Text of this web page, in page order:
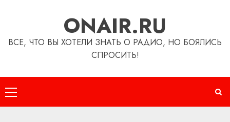
ONAIR.RU
ВСЕ, ЧТО ВЫ ХОТЕЛИ ЗНАТЬ О РАДИО, НО БОЯЛИСЬ
СПРОСИТЬ!
Основное
меню